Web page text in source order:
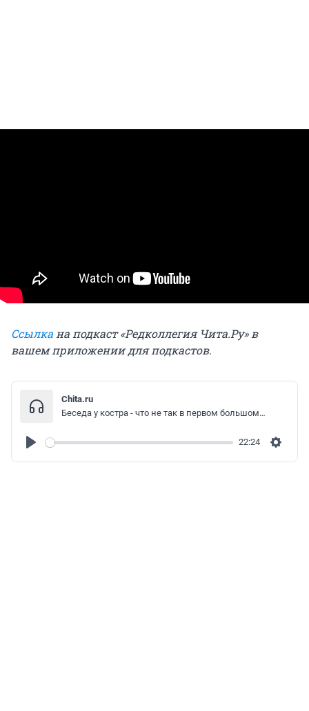
Ссылка на подкаст «Редколлегия Чита.Ру» в
вашем приложении для подкастов.
Chita.ru
Беседа у костра - что не так в первом большом интервью Осипова за 1,5 года
22:24